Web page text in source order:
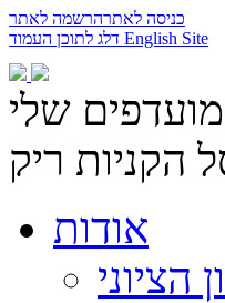
כניסה לאתרהרשמה לאתר
English Site
שלי
הקניות ריק
אודות
הציוני